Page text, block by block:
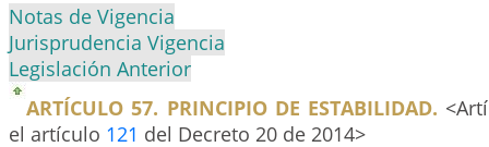
Notas de Vigencia
Jurisprudencia Vigencia
Legislación Anterior
ARTÍCULO 57. PRINCIPIO DE ESTABILIDAD.
el artículo 121 del Decreto 20 de 2014>